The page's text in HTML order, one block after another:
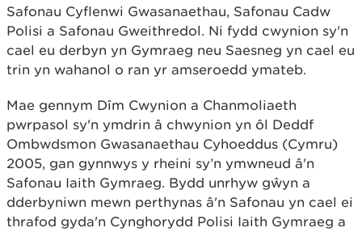
Safonau Cyflenwi Gwasanaethau, Safonau Cadw
Polisi a Safonau Gweithredol. Ni fydd cwynion sy'n
cael eu derbyn yn Gymraeg neu Saesneg yn cael eu
trin yn wahanol o ran yr amseroedd ymateb.
Mae gennym Dîm Cwynion a Chanmoliaeth
pwrpasol sy'n ymdrin â chwynion yn ôl Deddf
Ombwdsmon Gwasanaethau Cyhoeddus (Cymru)
2005, gan gynnwys y rheini sy’n ymwneud â'n
Safonau Iaith Gymraeg. Bydd unrhyw gŵyn a
dderbyniwn mewn perthynas â'n Safonau yn cael ei
thrafod gyda'n Cynghorydd Polisi Iaith Gymraeg a